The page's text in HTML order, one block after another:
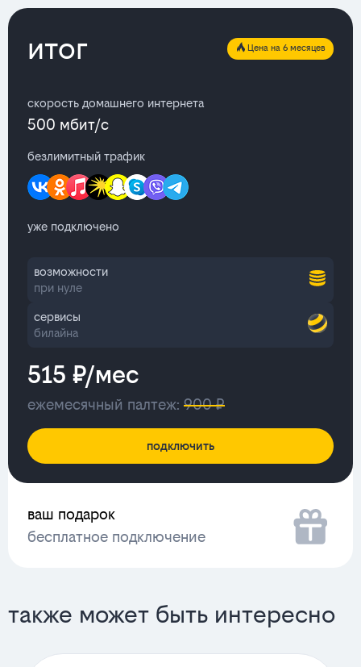
итог Цена на 6 месяцев
скорость домашнего интернета
500 мбит/с
безлимитный трафик
уже подключено
возможности
при нуле
сервисы
билайна
515 ₽/мес
ежемесячный палтеж: 900 ₽
подключить
ваш подарок
бесплатное подключение
также может быть интересно